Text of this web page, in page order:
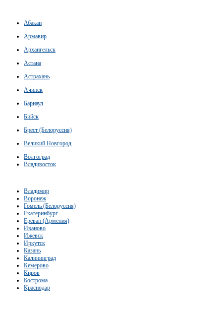
Абакан
Армавир
Архангельск
Астана
Астрахань
Ачинск
Барнаул
Бийск
Брест (Белоруссия)
Великий Новгород
Волгоград
Владивосток
Владимир
Воронеж
Гомель (Белоруссия)
Екатеринбург
Ереван (Армения)
Иваново
Ижевск
Иркутск
Казань
Калининград
Кемерово
Киров
Кострома
Краснодар